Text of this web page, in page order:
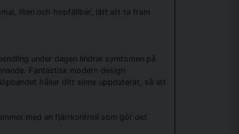
liten och hopfällbar, lätt att ta fram
under dagen lindrar symtomen på
Fantastisk modern design
håller ditt sinne uppdaterat, så att
med en fjärrkontroll som gör det